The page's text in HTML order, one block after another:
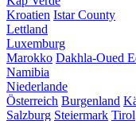
Kroatien Istar County
Lettland
Luxemburg
Marokko Dakhla-Oued
Namibia
Niederlande
Österreich Burgenland
Salzburg Steiermark Tirol